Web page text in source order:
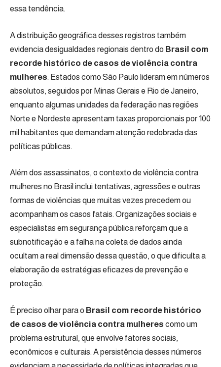
essa tendência.
A distribuição geográfica desses registros também
evidencia desigualdades regionais dentro do Brasil com
recorde histórico de casos de violência contra
mulheres. Estados como São Paulo lideram em números
absolutos, seguidos por Minas Gerais e Rio de Janeiro,
enquanto algumas unidades da federação nas regiões
Norte e Nordeste apresentam taxas proporcionais por 100
mil habitantes que demandam atenção redobrada das
políticas públicas.
Além dos assassinatos, o contexto de violência contra
mulheres no Brasil inclui tentativas, agressões e outras
formas de violências que muitas vezes precedem ou
acompanham os casos fatais. Organizações sociais e
especialistas em segurança pública reforçam que a
subnotificação e a falha na coleta de dados ainda
ocultam a real dimensão dessa questão, o que dificulta a
elaboração de estratégias eficazes de prevenção e
proteção.
É preciso olhar para o Brasil com recorde histórico
de casos de violência contra mulheres como um
problema estrutural, que envolve fatores sociais,
econômicos e culturais. A persistência desses números